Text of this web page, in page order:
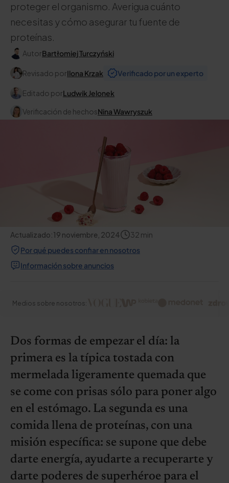
proteger el organismo. Averigua cuánto
necesitas y cómo asegurar tu fuente de
proteínas.
AutorBartłomiej Turczyński
Revisado porIlona Krzak Verificado por un experto
Editado porLudwik Jelonek
Verificación de hechosNina Wawryszuk
Actualizado:19 noviembre, 2024 32 min
Por qué puedes confiar en nosotros
Información sobre anuncios
Medios sobre nosotros:
Dos formas de empezar el día: la
primera es la típica tostada con
mermelada ligeramente quemada que
se come con prisas sólo para poner algo
en el estómago. La segunda es una
comida llena de proteínas, con una
misión específica: se supone que debe
darte energía, ayudarte a recuperarte y
darte poderes de superhéroe para el